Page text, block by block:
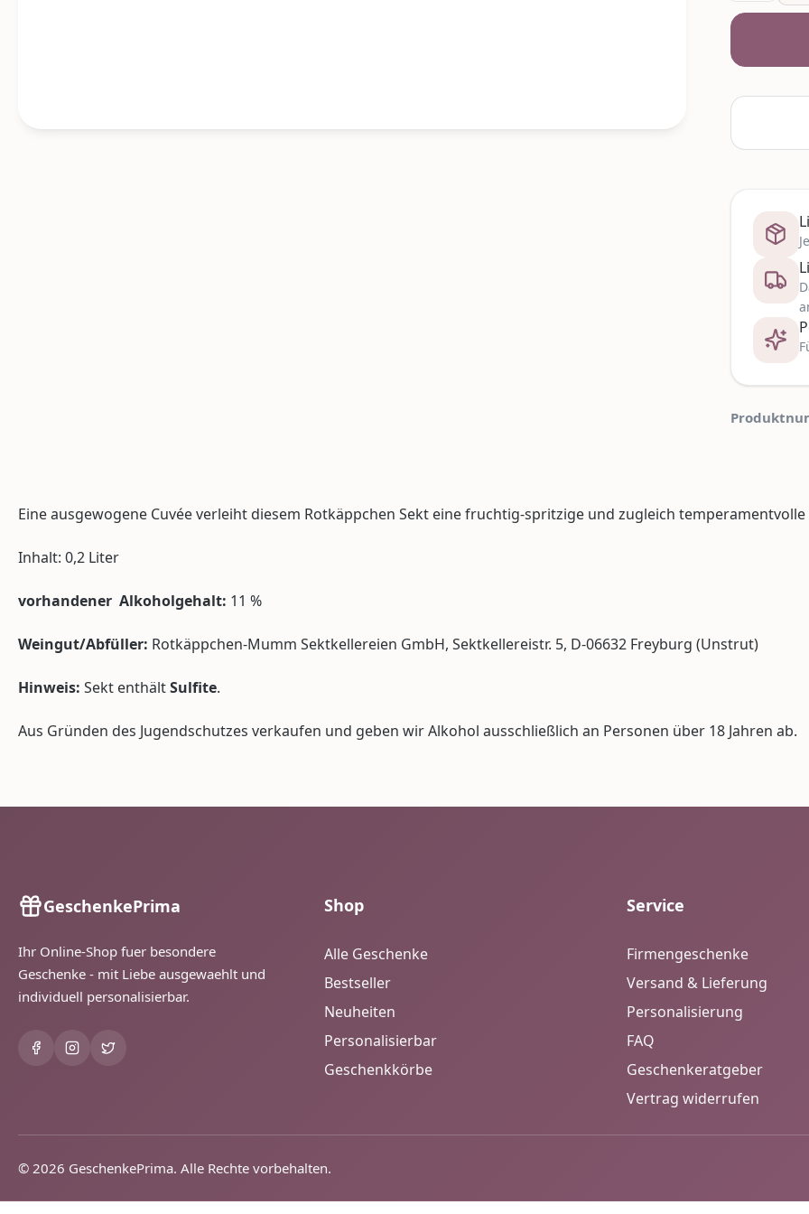
Eine ausgewogene Cuvée verleiht diesem Rotkäppchen Sekt eine fruchtig-spritzige und zugleich
Inhalt: 0,2 Liter
vorhandener Alkoholgehalt: 11 %
Weingut/Abfüller: Rotkäppchen-Mumm Sektkellereien GmbH, Sektkellereistr. 5, D-06632 Freyburg (Unstrut)
Hinweis: Sekt enthältSulfite.
Aus Gründen des Jugendschutzes verkaufen und geben wir Alkohol ausschließlich an Personen über 18 Jahren ab.
GeschenkePrima
Ihr Online-Shop fuer besondere
Geschenke - mit Liebe ausgewaehlt und
individuell personalisierbar.
Shop
Alle Geschenke
Bestseller
Neuheiten
Personalisierbar
Geschenkkörbe
Service
Firmengeschenke
Versand & Lieferung
Personalisierung
FAQ
Geschenkeratgeber
Vertrag widerrufen
© 2026 GeschenkePrima. Alle Rechte vorbehalten.